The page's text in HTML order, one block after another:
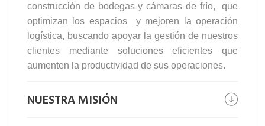
construcción de bodegas y cámaras de frío, que
optimizan los espacios y mejoren la operación
logística, buscando apoyar la gestión de nuestros
clientes mediante soluciones eficientes que
aumenten la productividad de sus operaciones.
NUESTRA MISIÓN